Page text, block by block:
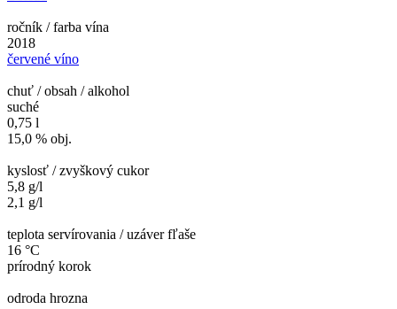
ročník / farba vína
2018
červené víno
chuť / obsah / alkohol
suché
0,75 l
15,0 % obj.
kyslosť / zvyškový cukor
5,8 g/l
2,1 g/l
teplota servírovania / uzáver fľaše
16 °C
prírodný korok
odroda hrozna